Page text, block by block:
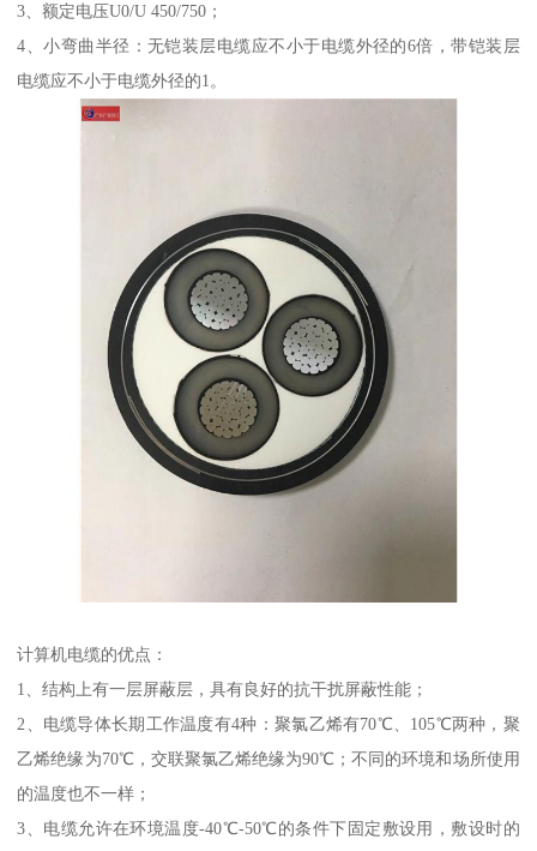
3、额定电压U0/U 450/750；
4、小弯曲半径：无铠装层电缆应不小于电缆外径的6倍，带铠装层
电缆应不小于电缆外径的1。
计算机电缆的优点：
1、结构上有一层屏蔽层，具有良好的抗干扰屏蔽性能；
2、电缆导体长期工作温度有4种：聚氯乙烯有70℃、105℃两种，聚
乙烯绝缘为70℃，交联聚氯乙烯绝缘为90℃；不同的环境和场所使用
的温度也不一样；
3、电缆允许在环境温度-40℃-50℃的条件下固定敷设用，敷设时的